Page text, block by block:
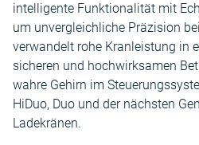
intelligente Funktionalität mit
um unvergleichliche Präzision
verwandelt rohe Kranleistung in
sicheren und hochwirksamen
wahre Gehirn im
HiDuo, Duo und der nächsten
Ladekränen.